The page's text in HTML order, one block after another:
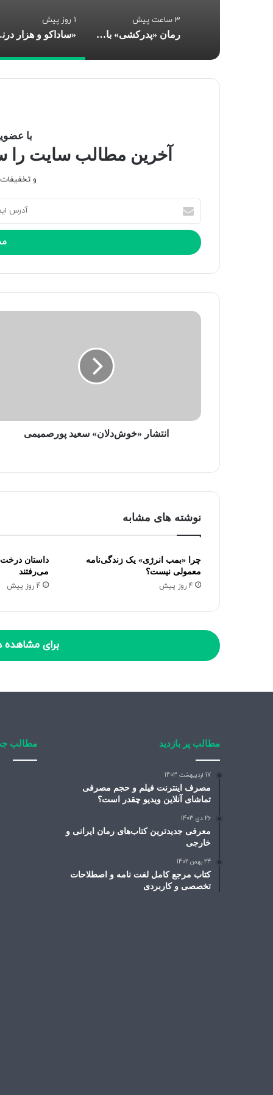
3 ساعت پیش
رمان «پدرکشی» با صدای هوتن شکیبا در فیدیبو منتشر شد
1 روز پیش
«ساداکو و
با
آخرین مطالب سایت را
و تخفیفات
س
ی
خ
د
انتشار «خوش‌دلان» سعید پورصمیمی
نوشته های مشابه
چرا «بمب انرژی» یک زندگی‌نامه
معمولی نیست؟
4 روز پیش
داستان
می‌رفتند
4 روز پیش
برای مشاهده
مطالب پر بازدید
17 اردیبهشت 1403
مصرف اینترنت فیلم و حجم مصرفی
تماشای آنلاین ویدیو چقدر است؟
26 دی 1403
معرفی جدیدترین کتاب‌های رمان ایرانی و
خارجی
24 بهمن 1402
کتاب مرجع کامل لغت نامه و اصطلاحات
تخصصی و کاربردی
مطالب